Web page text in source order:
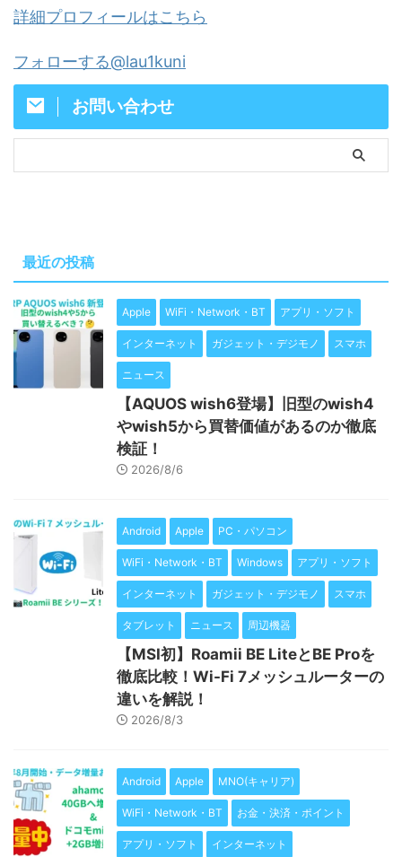
詳細プロフィールはこちら
フォローする@lau1kuni
お問い合わせ
最近の投稿
Apple WiFi・Network・BT アプリ・ソフト
インターネット ガジェット・デジモノ スマホ
ニュース
【AQUOS wish6登場】旧型のwish4
やwish5から買替価値があるのか徹底
検証！
2026/8/6
Android Apple PC・パソコン
WiFi・Network・BT Windows アプリ・ソフト
インターネット ガジェット・デジモノ スマホ
タブレット ニュース 周辺機器
【MSI初】Roamii BE LiteとBE Proを
徹底比較！Wi-Fi 7メッシュルーターの
違いを解説！
2026/8/3
Android Apple MNO(キャリア)
WiFi・Network・BT お金・決済・ポイント
アプリ・ソフト インターネット